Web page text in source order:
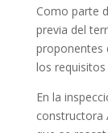
Como parte
previa del
proponentes
los
En la
constructora